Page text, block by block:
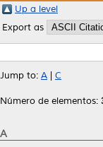
Up a level
Export as
Jump to: A C
Número de elementos:
A